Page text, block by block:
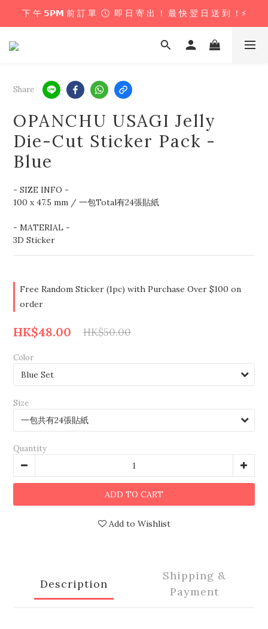
下 午 𝟱𝗣𝗠 前 訂 單  🕔  即 日 寄 出 ！ 最 快 翌 日 送 到 ！⚡️
下 午 𝟱𝗣𝗠 前 訂 單  🕔  即 日 寄 出 ！ 最 快 翌 日 送 到 ！⚡️
📦 購 物 滿 $𝟲𝟬𝟬 即 享 免 運 優 惠 ！ (公仔花束商品除外) 📦
下 午 𝟱𝗣𝗠 前 訂 單  🕔  即 日 寄 出 ！ 最 快 翌 日 送 到 ！⚡️
Share
OPANCHU USAGI Jelly
Die-Cut Sticker Pack -
Blue
- SIZE INFO -
100 x 47.5 mm / 一包Total有24張貼紙
- MATERIAL -
3D Sticker
Free Random Sticker (1pc) with Purchase Over $100 on
order
HK$48.00 HK$50.00
Color
Size
Quantity
ADD TO CART
Add to Wishlist
Description
Shipping &
Payment